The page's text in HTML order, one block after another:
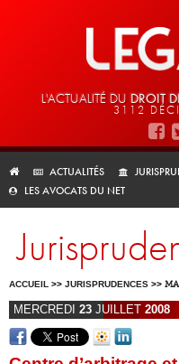
L'ACTUALITÉ DU DROIT
3112
ACTUALITÉS
LES AVOCATS DU NET
ACCUEIL >> JURISPRUDENCES >>
MERCREDI 23 JUILLET 2008